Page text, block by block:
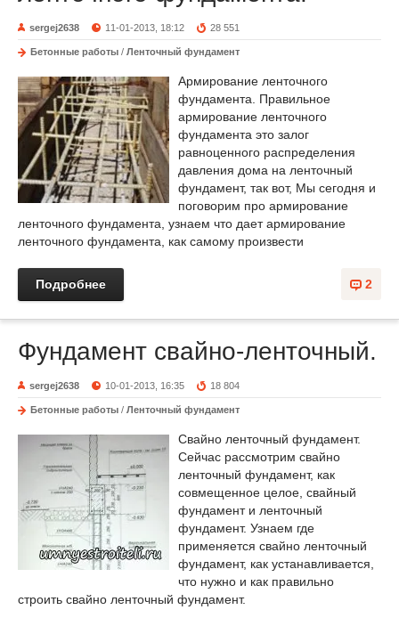
sergej2638 11-01-2013, 18:12 28 551
Бетонные работы / Ленточный фундамент
Армирование ленточного
фундамента. Правильное
армирование ленточного
фундамента это залог
равноценного распределения
давления дома на ленточный
фундамент, так вот, Мы сегодня и
поговорим про армирование
ленточного фундамента, узнаем что дает армирование
ленточного фундамента, как самому произвести
2
Подробнее
Фундамент свайно-ленточный.
sergej2638 10-01-2013, 16:35 18 804
Бетонные работы / Ленточный фундамент
Свайно ленточный фундамент.
Сейчас рассмотрим свайно
ленточный фундамент, как
совмещенное целое, свайный
фундамент и ленточный
фундамент. Узнаем где
применяется свайно ленточный
фундамент, как устанавливается,
что нужно и как правильно
строить свайно ленточный фундамент.